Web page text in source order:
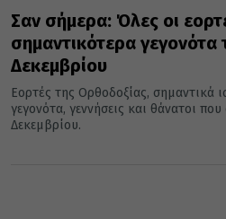
Σαν σήμερα: Όλες οι
σημαντικότερα γεγονότα
Δεκεμβρίου
Εορτές της Ορθοδοξίας, σημαντικά
γεγονότα, γεννήσεις και θάνατοι
Δεκεμβρίου.